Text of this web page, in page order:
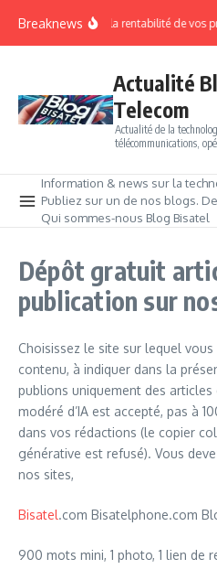
BreaknewsCalculer la rentabilité de vos
Actualité
Telecom
Actualité de la
télécommunications,
Information & news sur la
Publiez sur un de nos blogs.
Qui sommes-nous Blog Bisatel
Dépôt gratuit
publication sur
Choisissez le site sur lequel
contenu, à indiquer dans la
publions uniquement des articles
modéré d’IA est accepté, pas à
dans vos rédactions (le copier
générative est refusé). Vous
nos sites,
Bisatel.com Bisatelphone.com
900 mots mini, 1 photo, 1 lien de